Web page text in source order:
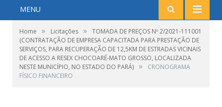
MENU
Home » Licitações »
TOMADA DE PREÇOS Nº 2/2021-111001
(CONTRATAÇÃO DE EMPRESA CAPACITADA PARA PRESTAÇÃO DE
SERVIÇOS, PARA RECUPERAÇÃO DE 12,5KM DE ESTRADAS VICINAIS
DE ACESSO A RESEX CHOCOARÉ-MATO GROSSO, LOCALIZADA
NESTE MUNICÍPIO, NO ESTADO DO PARÁ) »
CRONOGRAMA
FÍSICO FINANCEIRO